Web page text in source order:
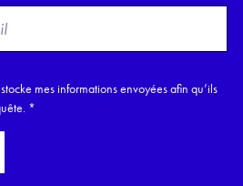
mes informations envoyées afin qu’ils
*